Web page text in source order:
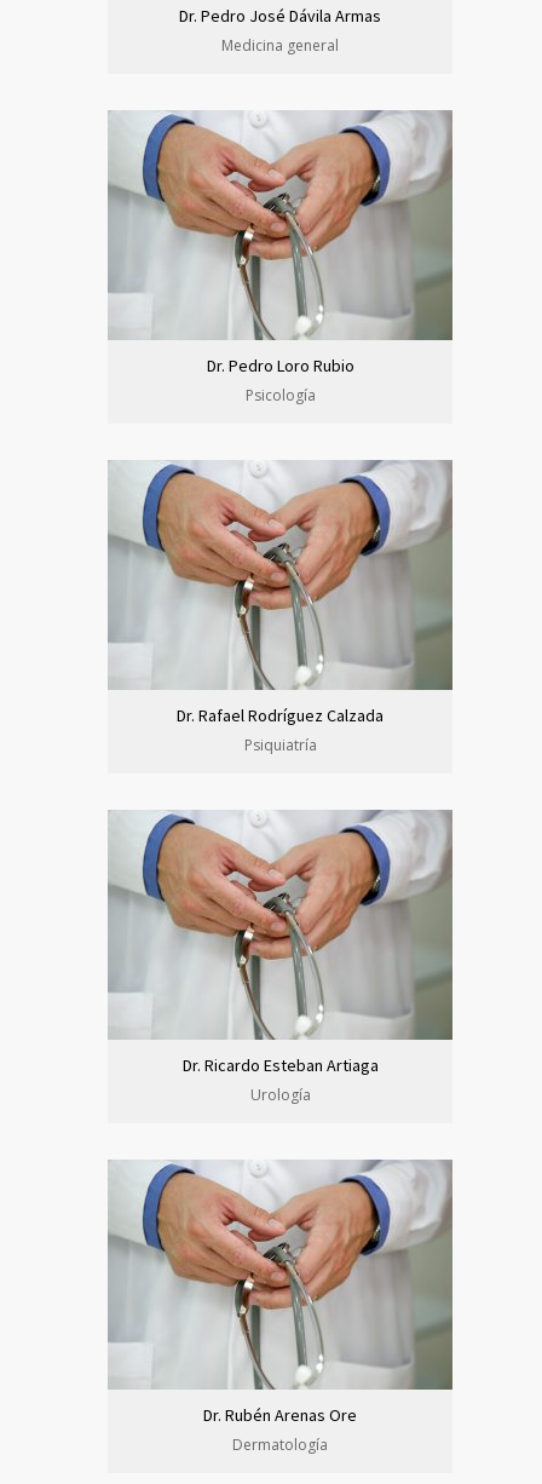
Dr. Pedro José Dávila Armas
Medicina general
Dr. Pedro Loro Rubio
Psicología
Dr. Rafael Rodríguez Calzada
Psiquiatría
Dr. Ricardo Esteban Artiaga
Urología
Dr. Rubén Arenas Ore
Dermatología